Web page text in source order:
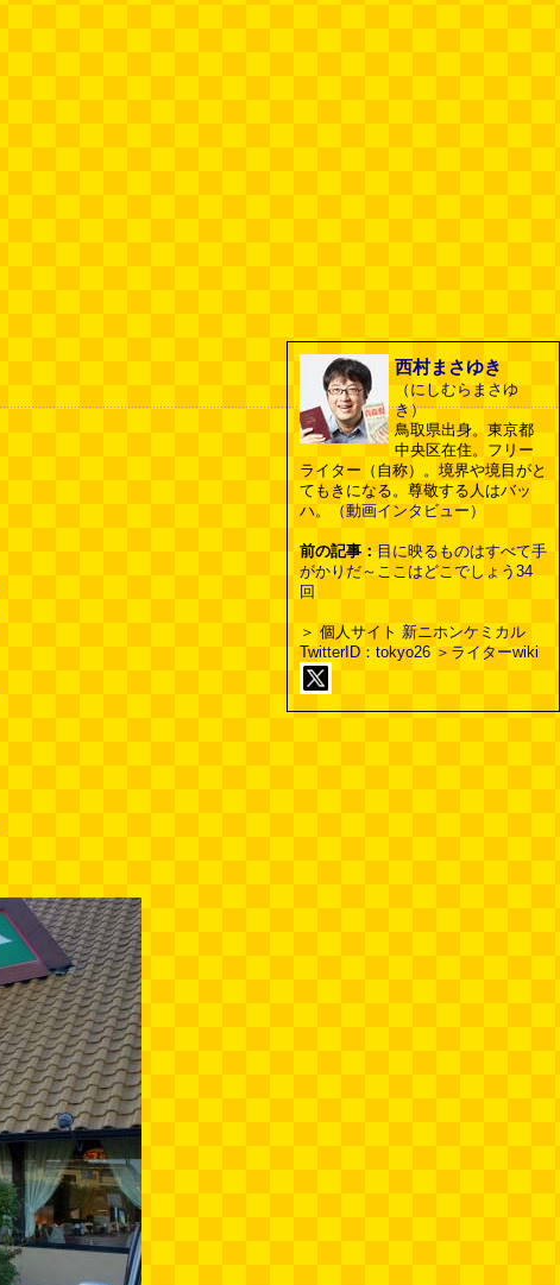
西村まさゆき
（にしむらまさゆ
き）
鳥取県出身。東京都
中央区在住。フリー
ライター（自称）。境界や境目がと
てもきになる。尊敬する人はバッ
ハ。
（動画インタビュー）
前の記事： 目に映るものはすべて手
がかりだ～ここはどこでしょう34
回
＞ 個人サイト 新ニホンケミカル
TwitterID：tokyo26 ＞ライターwiki